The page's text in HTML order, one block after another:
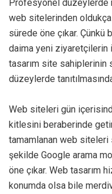
Profesyonel düzeylerde
web sitelerinden oldukça
sürede öne çıkar.
daima yeni
tasarım site
düzeylerde
Web siteleri gün
kitlesini beraberinde
tamamlanan web siteleri
şekilde Google arama
öne çıkar. Web tasarım
konumda olsa bile